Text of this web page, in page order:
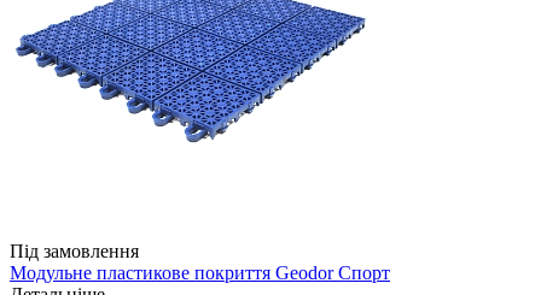
Під замовлення
Модульне пластикове покриття Geodor Спорт